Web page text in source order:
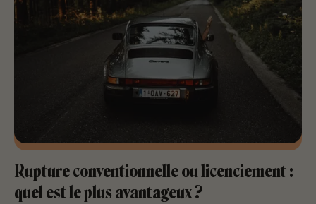
Rupture conventionnelle ou licenciement :
quel est le plus avantageux ?